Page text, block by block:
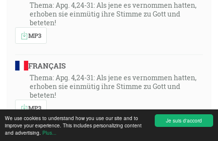
Je suis d'accord
We use cookies to understand how you use our site and to
improve your experience. This includes personalizing content
and advertising. Plus...
Thema: Apg. 4,24-31: Als jene es vernommen hatten,
erhoben sie einmütig ihre Stimme zu Gott und
beteten!
MP3
FRANÇAIS
Thema: Apg. 4,24-31: Als jene es vernommen hatten,
erhoben sie einmütig ihre Stimme zu Gott und
beteten!
MP3
POLSKI